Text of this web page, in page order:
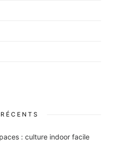
: culture indoor facile